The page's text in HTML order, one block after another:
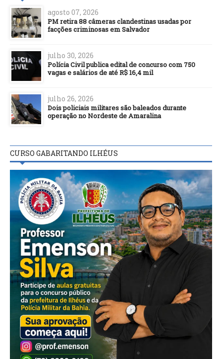
agosto 07, 2026
PM retira 88 câmeras clandestinas usadas por
facções criminosas em Salvador
julho 30, 2026
Polícia Civil publica edital de concurso com 750
vagas e salários de até R$ 16,4 mil
julho 26, 2026
Dois policiais militares são baleados durante
operação no Nordeste de Amaralina
CURSO GABARITANDO ILHÉUS